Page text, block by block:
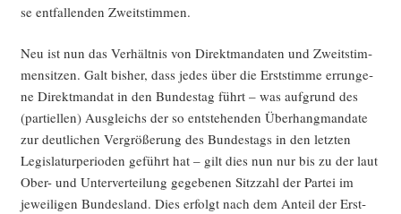
se ent­fal­len­den Zweitstimmen.
Neu ist nun das Ver­hält­nis von Direkt­man­da­ten und Zweit­stim­
men­sit­zen. Galt bis­her, dass jedes über die Erst­stim­me errun­ge­
ne Direkt­man­dat in den Bun­des­tag führt – was auf­grund des
(par­ti­el­len) Aus­gleichs der so ent­ste­hen­den Über­hang­man­da­te
zur deut­li­chen Ver­grö­ße­rung des Bun­des­tags in den letz­ten
Legis­la­tur­pe­ri­oden geführt hat – gilt dies nun nur bis zu der laut
Ober- und Unter­ver­tei­lung gege­be­nen Sitz­zahl der Par­tei im
jewei­li­gen Bun­des­land. Dies erfolgt nach dem Anteil der Erst­